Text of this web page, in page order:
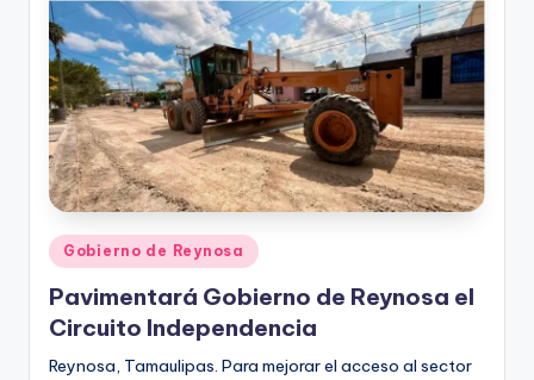
Publicado
en
Gobierno de Reynosa
Pavimentará Gobierno de Reynosa el
Circuito Independencia
Reynosa, Tamaulipas. Para mejorar el acceso al sector